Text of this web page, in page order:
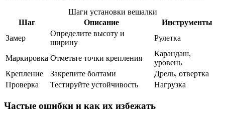
Шаги установки вешалки
Шаг
Описание
Инструменты
Замер
Определите высоту и
ширину
Рулетка
Маркировка Отметьте точки крепления
Карандаш,
уровень
Крепление
Закрепите болтами
Дрель, отвертка
Проверка
Тестируйте устойчивость Нагрузка
Частые ошибки и как их избежать